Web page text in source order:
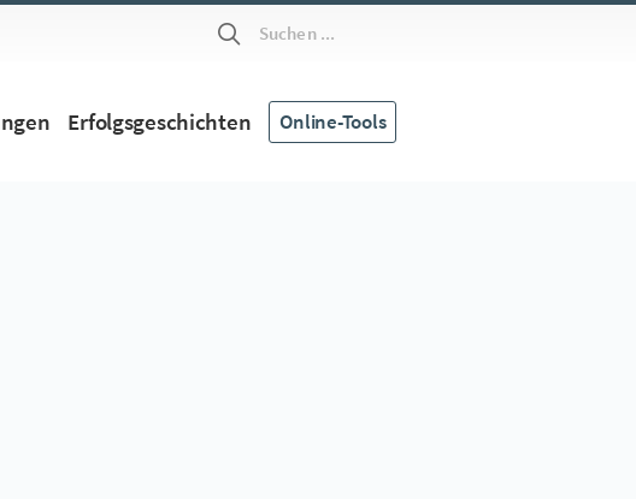
Suchen ...
Erfolgsgeschichten Online-Tools